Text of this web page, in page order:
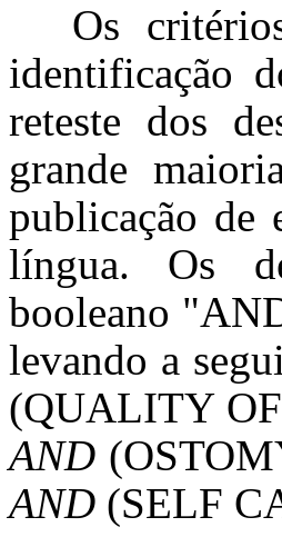
Os
identificação
reteste dos
grande
publicação de
língua. Os
booleano
levando a
(QUALITY
AND
AND (SELF